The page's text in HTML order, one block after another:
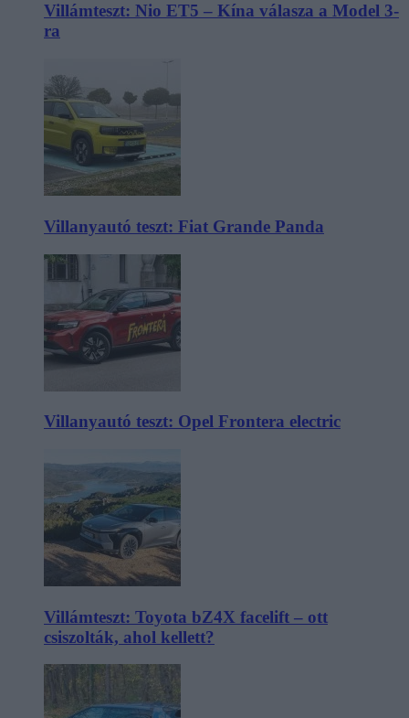
Villámteszt: Nio ET5 – Kína válasza a Model 3-
ra
Villanyautó teszt: Fiat Grande Panda
Villanyautó teszt: Opel Frontera electric
Villámteszt: Toyota bZ4X facelift – ott
csiszolták, ahol kellett?